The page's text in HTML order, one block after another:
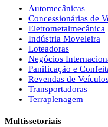
Automecânicas
Concessionárias de
Eletrometalmecânica
Indústria Moveleira
Loteadoras
Negócios
Panificação e
Revendas de
Transportadoras
Terraplenagem
Multissetoriais